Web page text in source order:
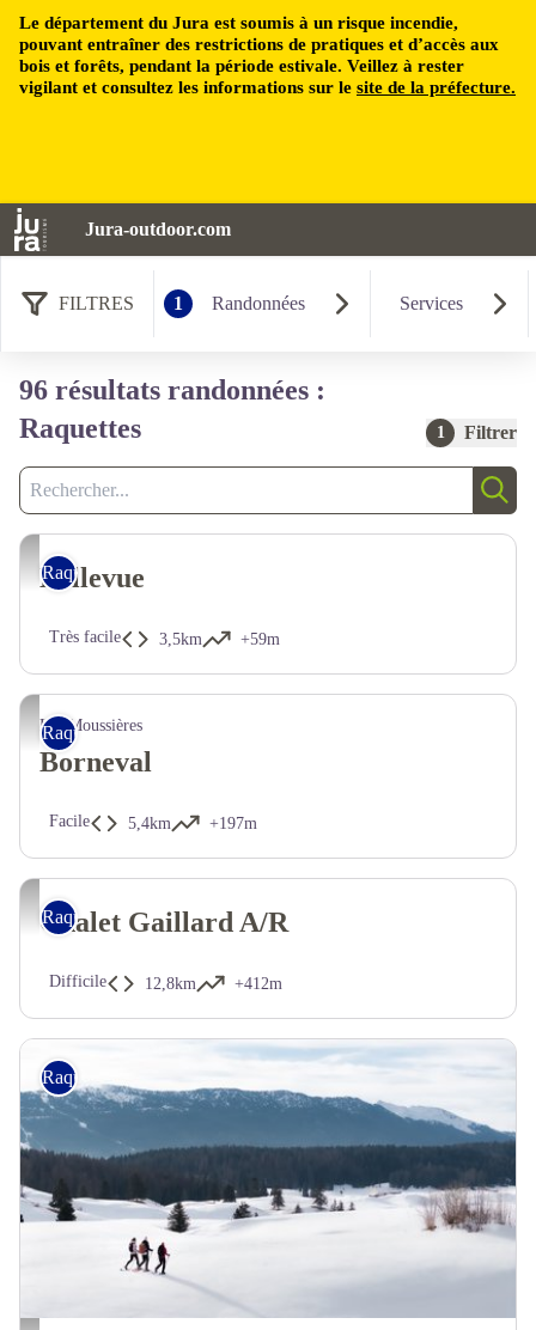
Le département du Jura est soumis à un risque incendie,
pouvant entraîner des restrictions de pratiques et d’accès aux
bois et forêts, pendant la période estivale. Veillez à rester
vigilant et consultez les informations sur le site de la préfecture.
Jura-outdoor.com
FILTRES 1 Randonnées Services
96 résultats randonnées :
Raquettes
1 Filtrer
Recherche
Raquettes
Bellevue
Très facile 3,5km +59m
Raquettes
Les Moussières
Borneval
Facile 5,4km +197m
Raquettes
Chalet Gaillard A/R
Difficile 12,8km +412m
Raquettes